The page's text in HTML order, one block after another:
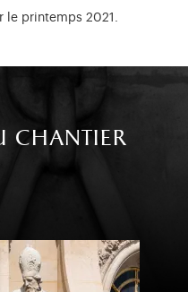
le printemps 2021.
chantier